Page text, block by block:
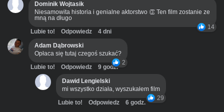
Dominik Wojtasik
Niesamowita historia i genialne aktorstwo 👏 Ten film zostanie ze
mną na długo
14
Lubie to! Odpowiedz
4 dni
Adam Dąbrowski
Opłaca się tutaj czegoś szukać?
2
Lubie to! Odpowiedz
9 godz.
Dawid Lengielski
mi wszystko działa, wyszukałem film
29
Lubie to! Odpowiedz 6 godz.